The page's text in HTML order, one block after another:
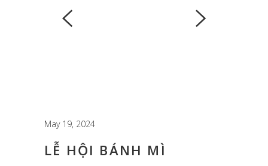
May 19, 2024
LỄ HỘI BÁNH MÌ